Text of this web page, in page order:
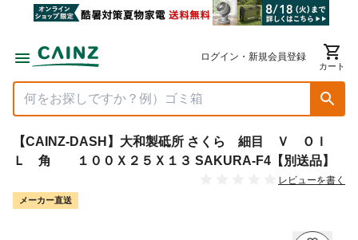
ログイン・新規会員登録
カート
【CAINZ-DASH】大和製砥所 さくら 細目 Ｖ ＯＩ
Ｌ 角 １００Ｘ２５Ｘ１３ SAKURA-F4【別送品】
レビューを書く
メーカー直送